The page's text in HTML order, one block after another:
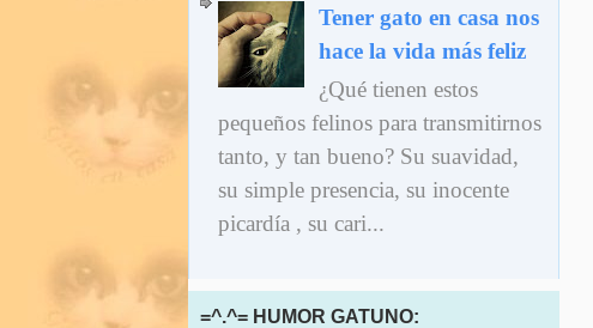
Tener gato en casa nos
hace la vida más feliz
¿Qué tienen estos
pequeños felinos para transmitirnos
tanto, y tan bueno? Su suavidad,
su simple presencia, su inocente
picardía , su cari...
=^.^= HUMOR GATUNO: